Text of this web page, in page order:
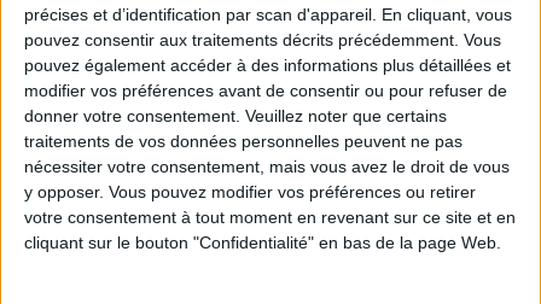
précises et d’identification par scan d'appareil. En cliquant, vous
pouvez consentir aux traitements décrits précédemment. Vous
pouvez également accéder à des informations plus détaillées et
modifier vos préférences avant de consentir ou pour refuser de
donner votre consentement. Veuillez noter que certains
traitements de vos données personnelles peuvent ne pas
nécessiter votre consentement, mais vous avez le droit de vous
y opposer. Vous pouvez modifier vos préférences ou retirer
votre consentement à tout moment en revenant sur ce site et en
cliquant sur le bouton "Confidentialité" en bas de la page Web.
Combien de kilos souhaitez-vous perdre ?
Moins de
5 kilos
De 5 à 10
kilos
Plus de
10 kilos